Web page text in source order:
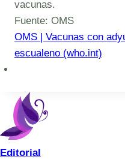
vacunas.
Fuente: OMS
OMS | Vacunas con
escualeno (who.int)
Editorial